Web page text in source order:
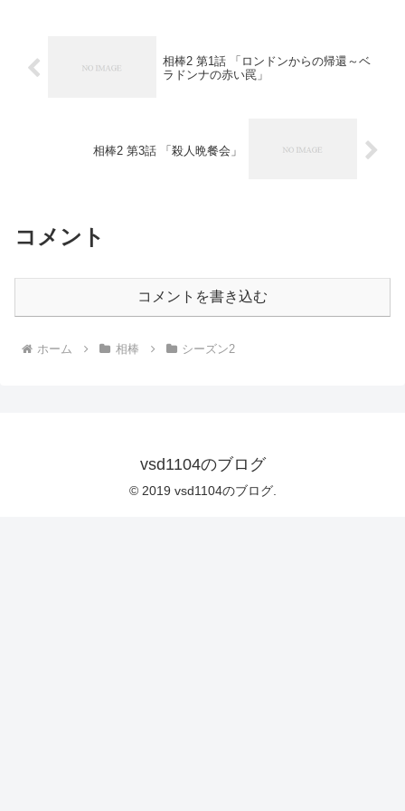
相棒2 第1話 「ロンドンからの帰還～ベ
ラドンナの赤い罠」
相棒2 第3話 「殺人晩餐会」
コメント
コメントを書き込む
ホーム 相棒 シーズン2
vsd1104のブログ
© 2019 vsd1104のブログ.